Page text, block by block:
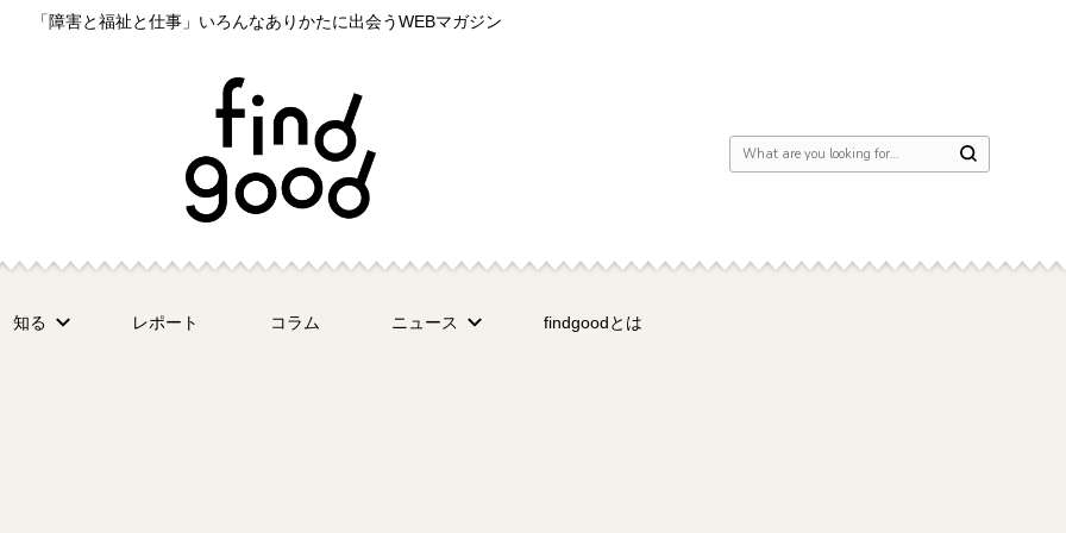
「障害と福祉と仕事」いろんなありかたに出会うWEBマガジン
Looking for Something?
知る レポート コラム ニュース findgoodとは